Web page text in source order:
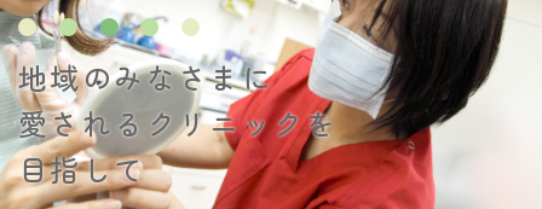
地域のみなさまに
愛されるクリニックを
目指して